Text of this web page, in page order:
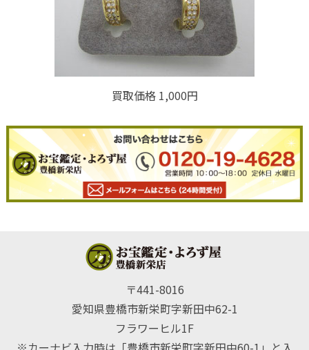
買取価格 1,000円
〒441-8016
愛知県豊橋市新栄町字新田中62-1
フラワーヒル1F